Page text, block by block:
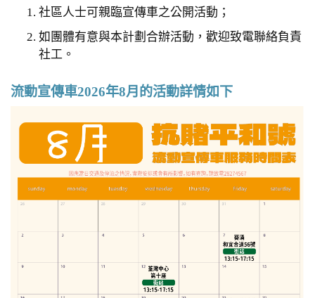
社區人士可親臨宣傳車之公開活動；
如團體有意與本計劃合辦活動，歡迎致電聯絡負責
社工。
流動宣傳車2026年8月的活動詳情如下